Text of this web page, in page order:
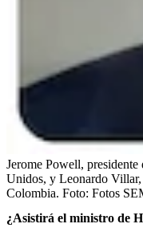
Jerome Powell,
Unidos, y Leonardo Villar,
Colombia. Foto: Fotos
¿Asistirá el ministro de